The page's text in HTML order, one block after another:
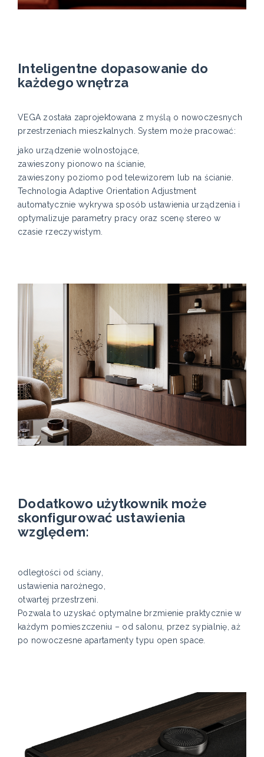
Inteligentne dopasowanie do
każdego wnętrza
VEGA została zaprojektowana z myślą o nowoczesnych
przestrzeniach mieszkalnych. System może pracować:
jako urządzenie wolnostojące,
zawieszony pionowo na ścianie,
zawieszony poziomo pod telewizorem lub na ścianie.
Technologia Adaptive Orientation Adjustment
automatycznie wykrywa sposób ustawienia urządzenia i
optymalizuje parametry pracy oraz scenę stereo w
czasie rzeczywistym.
Dodatkowo użytkownik może
skonfigurować ustawienia
względem:
odległości od ściany,
ustawienia narożnego,
otwartej przestrzeni.
Pozwala to uzyskać optymalne brzmienie praktycznie w
każdym pomieszczeniu – od salonu, przez sypialnię, aż
po nowoczesne apartamenty typu open space.